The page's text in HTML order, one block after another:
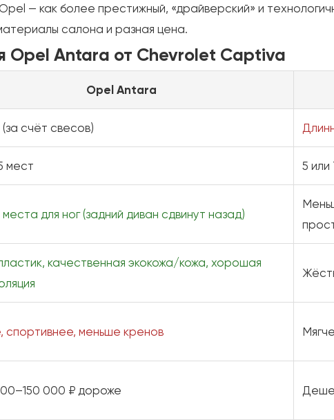
— как более престижный, «драйверский» и
салона и разная цена.
Opel Antara от Chevrolet Captiva
Opel Antara
счёт свесов)
мест 5 или
для ног (задний диван сдвинут назад)
качественная экокожа/кожа, хорошая
спортивнее, меньше кренов
000 ₽ дороже